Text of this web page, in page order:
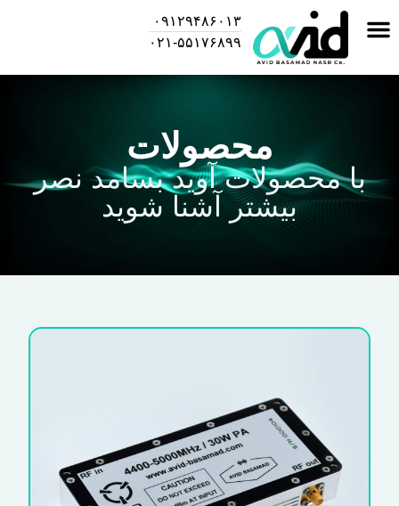
۰۹۱۲۹۴۸۶۰۱۳
۰۲۱-۵۵۱۷۶۸۹۹
محصولات
با محصولات آوید بسامد نصر
بیشتر آشنا شوید